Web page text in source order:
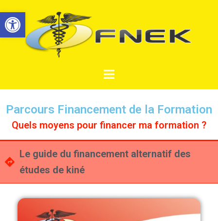
Ouvrir la barre d’outils
Parcours Financement de la Formation
Quels moyens pour financer ma formation ?
Le guide du financement alternatif des
études de kiné